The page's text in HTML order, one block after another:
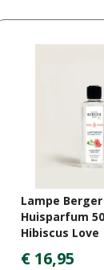
Lampe Berger
Huisparfum
Hibiscus Love
€ 16,95